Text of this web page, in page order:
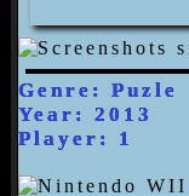
Genre: Puzle
Year: 2013
Player: 1